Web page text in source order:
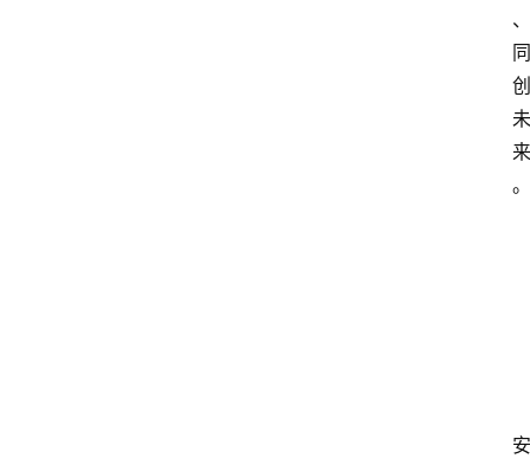
、
同
创
未
来
。
安